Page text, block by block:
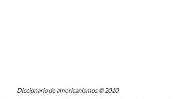
Diccionario de americanismos © 2010